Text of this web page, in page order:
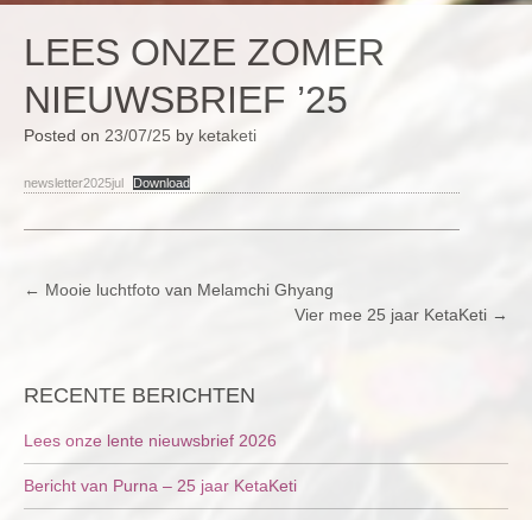
LEES ONZE ZOMER
NIEUWSBRIEF ’25
Posted on 23/07/25 by ketaketi
newsletter2025jul Download
POST
← Mooie luchtfoto van Melamchi Ghyang
Vier mee 25 jaar KetaKeti →
RECENTE BERICHTEN
Lees onze lente nieuwsbrief 2026
Bericht van Purna – 25 jaar KetaKeti